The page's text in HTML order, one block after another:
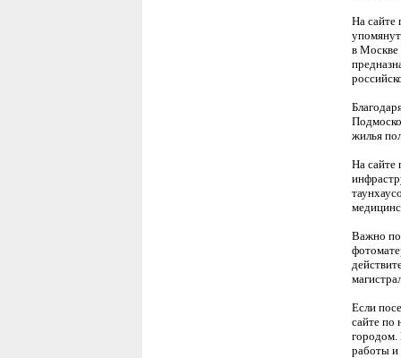
На сайте
в Москве
жилья
На сайте
Важно
Если
сайте по
городом.
работы и